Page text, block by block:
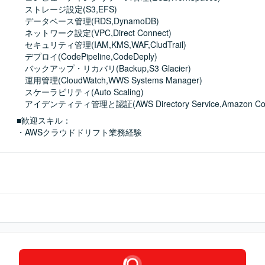
ストレージ設定(S3,EFS)
データベース管理(RDS,DynamoDB)
ネットワーク設定(VPC,Direct Connect)
セキュリティ管理(IAM,KMS,WAF,CludTrail)
デプロイ(CodePipeline,CodeDeply)
バックアップ・リカバリ(Backup,S3 Glacier)
運用管理(CloudWatch,WWS Systems Manager)
スケーラビリティ(Auto Scaling)
アイデンティティ管理と認証(AWS Directory Service,Amazon
■歓迎スキル：
・AWSクラウドドリフト業務経験